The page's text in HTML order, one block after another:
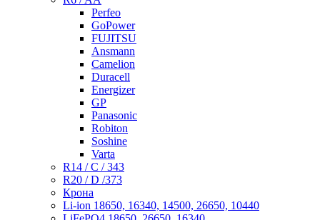
Perfeo
GoPower
FUJITSU
Ansmann
Camelion
Duracell
Energizer
GP
Panasonic
Robiton
Soshine
Varta
R14 / C / 343
R20 / D /373
Крона
Li-ion 18650, 16340, 14500, 26650, 10440